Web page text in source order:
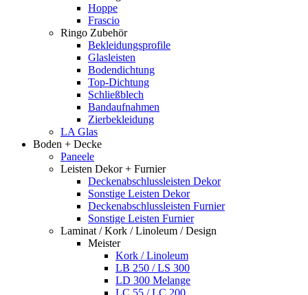
Hoppe
Frascio
Ringo Zubehör
Bekleidungsprofile
Glasleisten
Bodendichtung
Top-Dichtung
Schließblech
Bandaufnahmen
Zierbekleidung
LA Glas
Boden + Decke
Paneele
Leisten Dekor + Furnier
Deckenabschlussleisten Dekor
Sonstige Leisten Dekor
Deckenabschlussleisten Furnier
Sonstige Leisten Furnier
Laminat / Kork / Linoleum / Design
Meister
Kork / Linoleum
LB 250 / LS 300
LD 300 Melange